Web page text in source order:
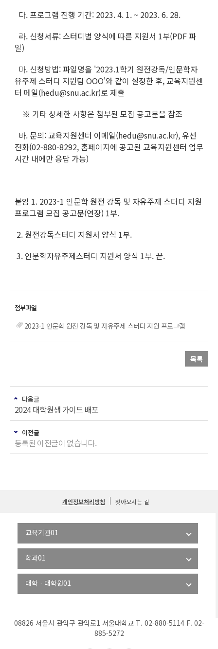
다. 프로그램 진행 기간: 2023. 4. 1. ~ 2023. 6. 28.
라. 신청서류: 스터디별 양식에 따른 지원서 1부(PDF 파
일)
마. 신청방법: 파일명을 '2023.1학기 원전강독/인문학자
유주제 스터디 지원팀 OOO'와 같이 설정한 후, 교육지원센
터 메일(hedu@snu.ac.kr)로 제출
※ 기타 상세한 사항은 첨부된 모집 공고문을 참조
바. 문의: 교육지원센터 이메일(hedu@snu.ac.kr), 유선
전화(02-880-8292, 홈페이지에 공고된 교육지원센터 업무
시간 내에만 응답 가능)
붙임 1. 2023-1 인문학 원전 강독 및 자유주제 스터디 지원
프로그램 모집 공고문(연장) 1부.
2. 원전강독스터디 지원서 양식 1부.
3. 인문학자유주제스터디 지원서 양식 1부. 끝.
2023-1 인문학 원전 강독 및 자유주제 스터디 지원 프로그램
목록
다음글
2024 대학원생 가이드 배포
이전글
등록된 이전글이 없습니다.
개인정보처리방침 찾아오시는 길
08826 서울시 관악구 관악로1 서울대학교 T. 02-880-5114 F. 02-
885-5272